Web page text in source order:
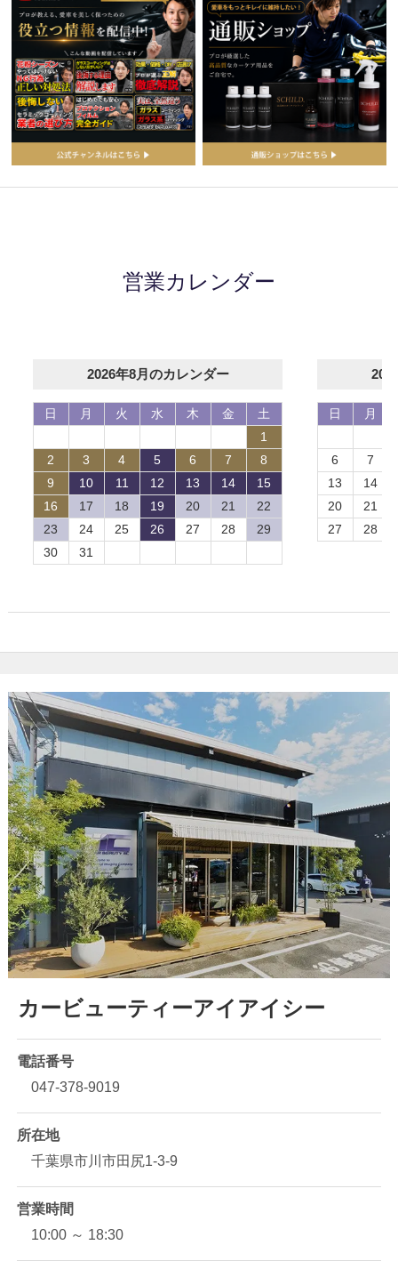
営業カレンダー
2026年8月のカレンダー
日 月 火 水 木 金
土
1
2
3 4 5 6 7
8
9
10 11 12 13 14
15
16
17 18 19 20 21
22
23
24 25 26 27 28
29
30
31
日 月
6
7
13
14
20
21
27
28
カービューティーアイアイシー
電話番号
047-378-9019
所在地
千葉県市川市田尻1-3-9
営業時間
10:00 ～ 18:30